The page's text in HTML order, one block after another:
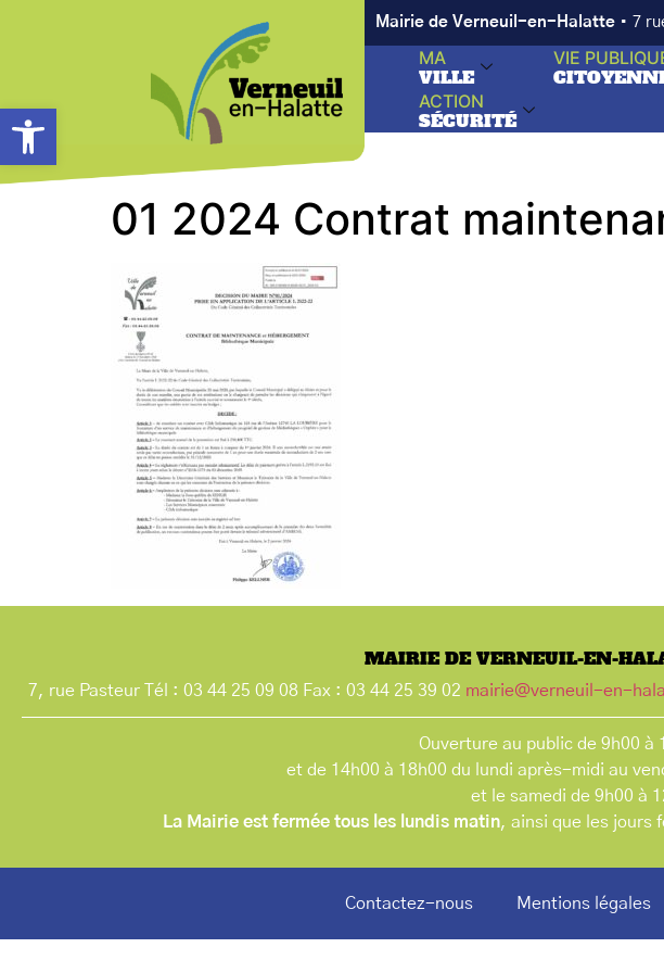
Ouvrir la barre d’outils
Mairie de Verneuil-en-Halatte • 7
MA
VILLE
VIE
ACTION
SÉCURITÉ
01 2024 Contrat
MAIRIE DE VERNEUIL-EN-
7, rue Pasteur Tél : 03 44 25 09 08 Fax : 03 44 25 39 02 mairie@verneuil-en-
Ouverture au public de 9h00 à
et de 14h00 à 18h00 du lundi après-midi au
et le samedi de 9h00 à
La Mairie est fermée tous les lundis matin, ainsi que les jours
Contactez-nous Mentions légales